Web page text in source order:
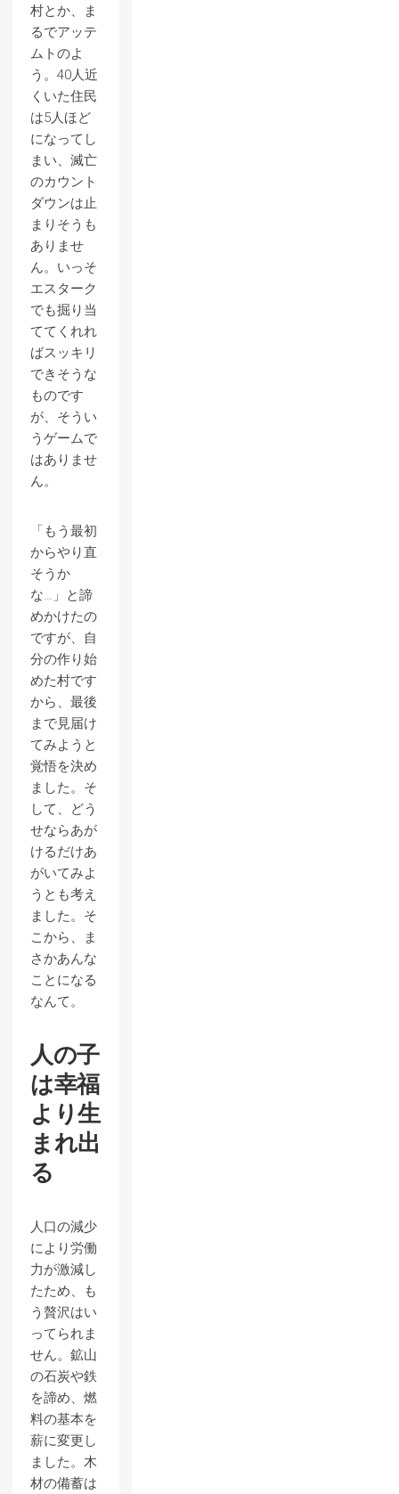
村とか、ま
るでアッテ
ムトのよ
う。40人近
くいた住民
は5人ほど
になってし
まい、滅亡
のカウント
ダウンは止
まりそうも
ありませ
ん。いっそ
エスターク
でも掘り当
ててくれれ
ばスッキリ
できそうな
ものです
が、そうい
うゲームで
はありませ
ん。
「もう最初
からやり直
そうか
な…」と諦
めかけたの
ですが、自
分の作り始
めた村です
から、最後
まで見届け
てみようと
覚悟を決め
ました。そ
して、どう
せならあが
けるだけあ
がいてみよ
うとも考え
ました。そ
こから、ま
さかあんな
ことになる
なんて。
人の子
は幸福
より生
まれ出
る
人口の減少
により労働
力が激減し
たため、も
う贅沢はい
ってられま
せん。鉱山
の石炭や鉄
を諦め、燃
料の基本を
薪に変更し
ました。木
材の備蓄は